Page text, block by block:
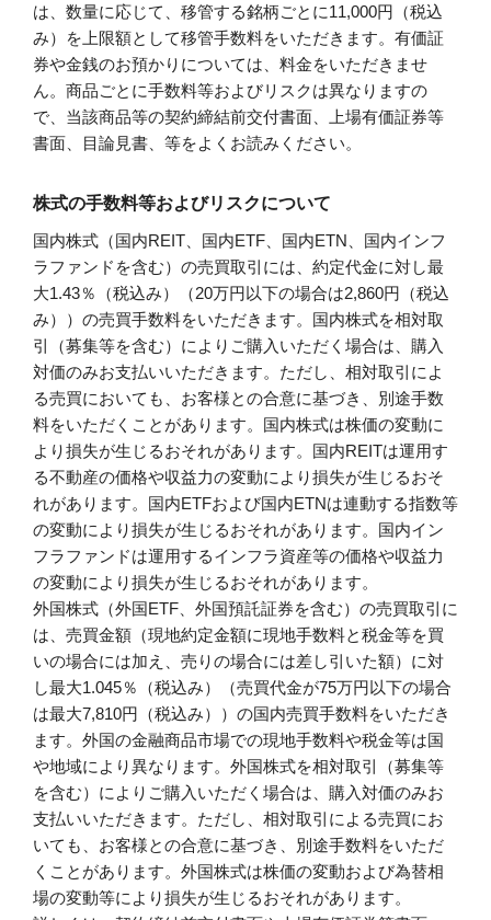
は、数量に応じて、移管する銘柄ごとに11,000円（税込
み）を上限額として移管手数料をいただきます。有価証
券や金銭のお預かりについては、料金をいただきませ
ん。商品ごとに手数料等およびリスクは異なりますの
で、当該商品等の契約締結前交付書面、上場有価証券等
書面、目論見書、等をよくお読みください。
株式の手数料等およびリスクについて
国内株式（国内REIT、国内ETF、国内ETN、国内インフ
ラファンドを含む）の売買取引には、約定代金に対し最
大1.43％（税込み）（20万円以下の場合は2,860円（税込
み））の売買手数料をいただきます。国内株式を相対取
引（募集等を含む）によりご購入いただく場合は、購入
対価のみお支払いいただきます。ただし、相対取引によ
る売買においても、お客様との合意に基づき、別途手数
料をいただくことがあります。国内株式は株価の変動に
より損失が生じるおそれがあります。国内REITは運用す
る不動産の価格や収益力の変動により損失が生じるおそ
れがあります。国内ETFおよび国内ETNは連動する指数等
の変動により損失が生じるおそれがあります。国内イン
フラファンドは運用するインフラ資産等の価格や収益力
の変動により損失が生じるおそれがあります。
外国株式（外国ETF、外国預託証券を含む）の売買取引に
は、売買金額（現地約定金額に現地手数料と税金等を買
いの場合には加え、売りの場合には差し引いた額）に対
し最大1.045％（税込み）（売買代金が75万円以下の場合
は最大7,810円（税込み））の国内売買手数料をいただき
ます。外国の金融商品市場での現地手数料や税金等は国
や地域により異なります。外国株式を相対取引（募集等
を含む）によりご購入いただく場合は、購入対価のみお
支払いいただきます。ただし、相対取引による売買にお
いても、お客様との合意に基づき、別途手数料をいただ
くことがあります。外国株式は株価の変動および為替相
場の変動等により損失が生じるおそれがあります。